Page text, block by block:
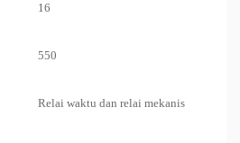
16
550
Relai waktu dan relai mekanis